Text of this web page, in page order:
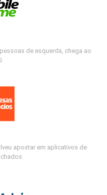
de esquerda, chega ao
apostar em aplicativos de